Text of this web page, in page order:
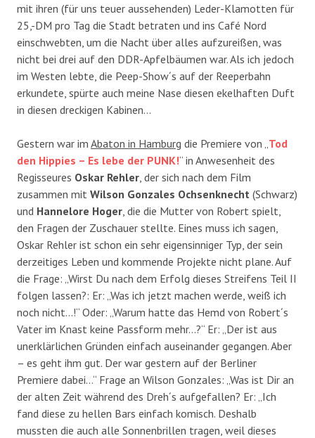
mit ihren (für uns teuer aussehenden) Leder-Klamotten für
25,-DM pro Tag die Stadt betraten und ins Café Nord
einschwebten, um die Nacht über alles aufzureißen, was
nicht bei drei auf den DDR-Apfelbäumen war. Als ich jedoch
im Westen lebte, die Peep-Show´s auf der Reeperbahn
erkundete, spürte auch meine Nase diesen ekelhaften Duft
in diesen dreckigen Kabinen…
Gestern war im Abaton in Hamburg die Premiere von „ Tod
den Hippies – Es lebe der PUNK!“ in Anwesenheit des
Regisseures Oskar Rehler , der sich nach dem Film
zusammen mit Wilson Gonzales Ochsenknecht (Schwarz)
und Hannelore Hoger , die die Mutter von Robert spielt,
den Fragen der Zuschauer stellte. Eines muss ich sagen,
Oskar Rehler ist schon ein sehr eigensinniger Typ, der sein
derzeitiges Leben und kommende Projekte nicht plane. Auf
die Frage: „Wirst Du nach dem Erfolg dieses Streifens Teil II
folgen lassen?: Er: „Was ich jetzt machen werde, weiß ich
noch nicht…!“ Oder: „Warum hatte das Hemd von Robert´s
Vater im Knast keine Passform mehr…?“ Er: „Der ist aus
unerklärlichen Gründen einfach auseinander gegangen. Aber
– es geht ihm gut. Der war gestern auf der Berliner
Premiere dabei…“ Frage an Wilson Gonzales: „Was ist Dir an
der alten Zeit während des Dreh´s aufgefallen? Er: „Ich
fand diese zu hellen Bars einfach komisch. Deshalb
mussten die auch alle Sonnenbrillen tragen, weil dieses